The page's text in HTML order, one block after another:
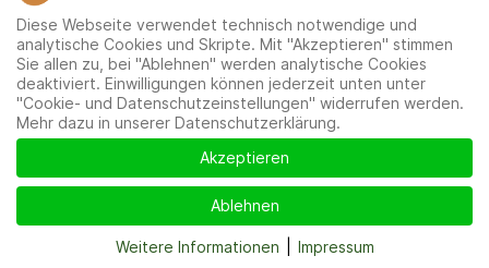
und Datenschutzeinstellungen
Diese Webseite verwendet technisch notwendige und
analytische Cookies und Skripte. Mit "Akzeptieren" stimmen
Sie allen zu, bei "Ablehnen" werden analytische Cookies
deaktiviert. Einwilligungen können jederzeit unten unter
"Cookie- und Datenschutzeinstellungen" widerrufen werden.
Mehr dazu in unserer Datenschutzerklärung.
Akzeptieren
Ablehnen
Weitere Informationen Impressum